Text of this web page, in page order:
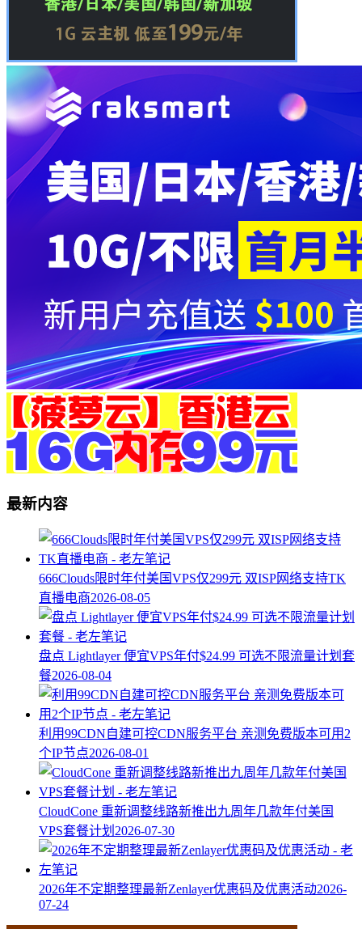
最新内容
666Clouds限时年付美国VPS仅299元 双ISP网络支持TK
直播电商2026-08-05
盘点 Lightlayer 便宜VPS年付$24.99 可选不限流量计划套
餐2026-08-04
利用99CDN自建可控CDN服务平台 亲测免费版本可用2
个IP节点2026-08-01
CloudCone 重新调整线路新推出九周年几款年付美国
VPS套餐计划 2026-07-30
2026年不定期整理最新Zenlayer优惠码及优惠活动2026-
07-24